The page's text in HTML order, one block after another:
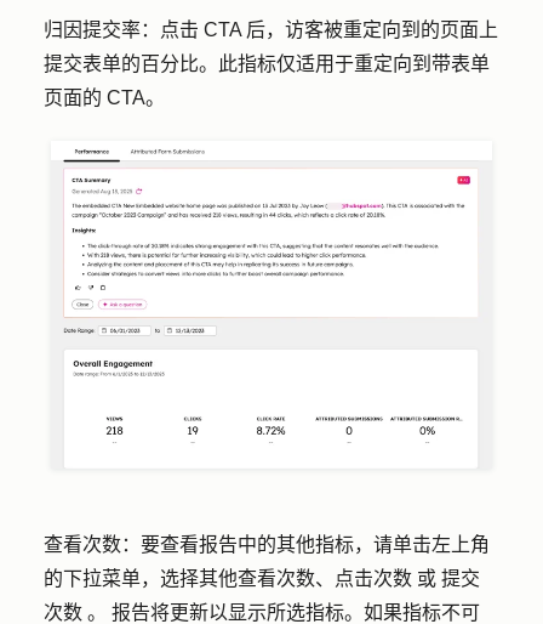
归因提交率：点击 CTA 后，访客被重定向到的页面上
提交表单的百分比。此指标仅适用于重定向到带表单
页面的 CTA。
查看次数： 要查看报告中的其他指标，请单击左上角
的下拉菜单，选择其他查看次数、点击次数 或 提交
次数 。 报告将更新以显示所选指标。如果指标不可